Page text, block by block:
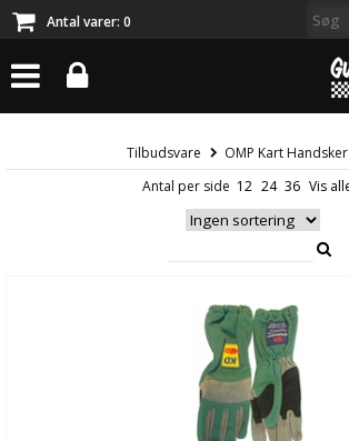
Antal varer: 0
Tilbudsvare
OMP Kart Handsker
Antal per side